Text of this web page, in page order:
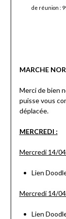
de réunion :
MARCHE
Merci de bien
puisse vous
déplacée.
MERCREDI :
Mercredi 14/
Lien
Mercredi 14/
Lien